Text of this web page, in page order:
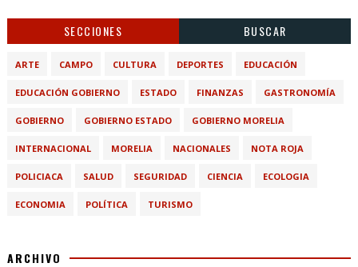
SECCIONES BUSCAR
ARTE CAMPO CULTURA DEPORTES EDUCACIÓN
EDUCACIÓN GOBIERNO ESTADO FINANZAS GASTRONOMÍA
GOBIERNO GOBIERNO ESTADO GOBIERNO MORELIA
INTERNACIONAL MORELIA NACIONALES NOTA ROJA
POLICIACA SALUD SEGURIDAD CIENCIA ECOLOGIA
ECONOMIA POLÍTICA TURISMO
ARCHIVO